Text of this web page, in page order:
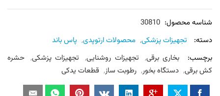
باند
مدل
بالای
ران
شناسه محصول: 30810
دسته:
تجهیزات پزشکی, محصولات ارتوپدی, پاس باند
برچسب:
بخاری برقی, تجهیزات روشنایی, تجهیزات پزشکی, حشره
کش برقی, دستگاه بخور, رطوبت ساز, قطعات یدکی